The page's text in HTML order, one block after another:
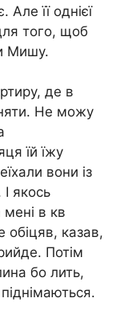
її однієї
того, щоб
Мишу.
де в
Не можу
їй їжу
вони із
якось
в кв
обіцяв, казав,
Потім
бо лить,